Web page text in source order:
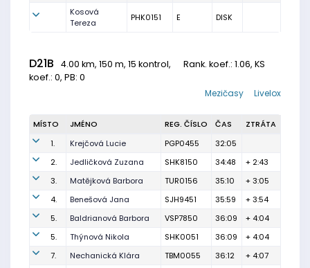
Kosová
Tereza
PHK0151 E DISK
D21B 4.00 km, 150 m, 15 kontrol, Rank. koef.: 1.06, KS
koef.: 0, PB: 0
Livelox
Mezičasy
MÍSTO JMÉNO REG. ČÍSLO ČAS
ZTRÁTA
1.
Krejčová Lucie PGP0455
32:05
2.
Jedličková Zuzana SHK8150 34:48
+ 2:43
3.
Matějková Barbora TUR0156 35:10
+ 3:05
4.
Benešová Jana SJH9451 35:59
+ 3:54
5.
Baldrianová Barbora VSP7850 36:09
+ 4:04
5.
Thýnová Nikola SHK0051 36:09
+ 4:04
7.
Nechanická Klára TBM0055 36:12
+ 4:07